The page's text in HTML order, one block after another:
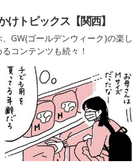
けトピックス【関西】
GW(ゴールデンウィーク)の楽し
コンテンツも続々！